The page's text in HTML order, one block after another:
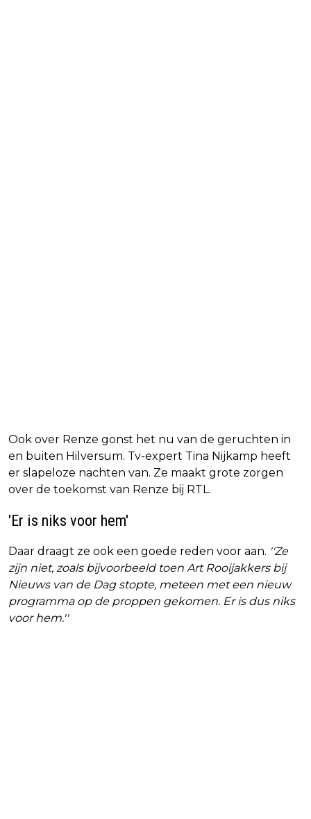
Ook over Renze gonst het nu van de geruchten in
en buiten Hilversum. Tv-expert Tina Nijkamp heeft
er slapeloze nachten van. Ze maakt grote zorgen
over de toekomst van Renze bij RTL.
'Er is niks voor hem'
Daar draagt ze ook een goede reden voor aan. ''Ze
zijn niet, zoals bijvoorbeeld toen Art Rooijakkers bij
Nieuws van de Dag stopte, meteen met een nieuw
programma op de proppen gekomen. Er is dus niks
voor hem.''